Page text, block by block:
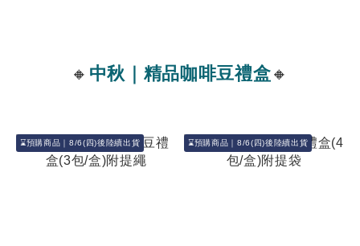
🔸 中秋｜精品咖啡豆禮盒🔸
⌛預購商品｜8/6(四)後陸續出貨 ⌛預購商品｜8/6(四)後陸續出貨